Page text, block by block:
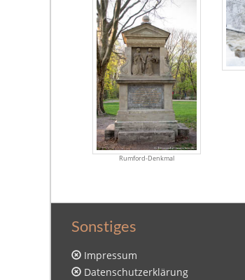
Rumford-Denkmal
Sonstiges
Impressum
Datenschutzerklärung